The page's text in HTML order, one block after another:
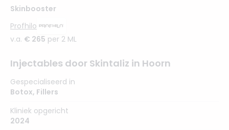
Skinbooster
Profhilo
v.a. € 265 per 2 ML
Injectables door Skintaliz in Hoorn
Gespecialiseerd in
Botox, Fillers
Kliniek opgericht
2024